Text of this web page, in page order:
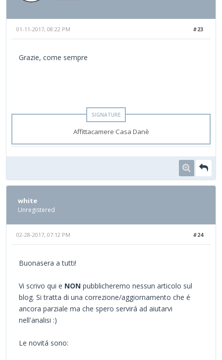
#23
01-11-2017, 08:22 PM
Grazie, come sempre
Affittacamere Casa Danè
white
Unregistered
#24
02-28-2017, 07:12 PM
Buonasera a tutti!
Vi scrivo qui e NON pubblicheremo nessun articolo sul
blog. Si tratta di una correzione/aggiornamento che é
ancora parziale ma che spero servirá ad aiutarvi
nell'analisi :)
Le novitá sono: